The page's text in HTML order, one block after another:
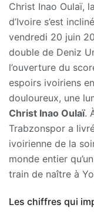
Christ Inao Oulaï,
d’Ivoire s’est
vendredi 20 juin
double de Deniz
l’ouverture du
espoirs ivoiriens
douloureux, une
Christ Inao Oulaï.
Trabzonspor a
ivoirienne de la
monde entier
train de naître à
Les chiffres qui